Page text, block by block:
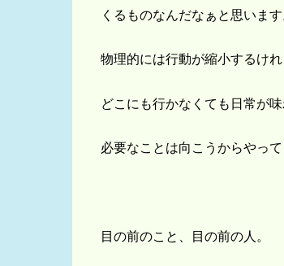
くるものなんだなぁと思います
物理的には行動が縮小するけ
どこにも行かなくても日常が味
必要なことは向こうからやっ
目の前のこと、目の前の人。